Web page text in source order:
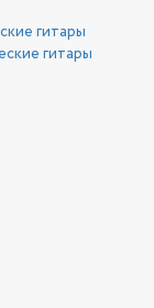
гитары
гитары